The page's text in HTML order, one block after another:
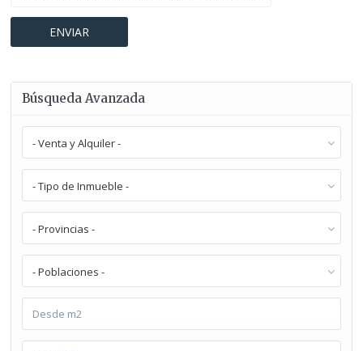
Búsqueda Avanzada
- Venta y Alquiler -
- Tipo de Inmueble -
- Provincias -
- Poblaciones -